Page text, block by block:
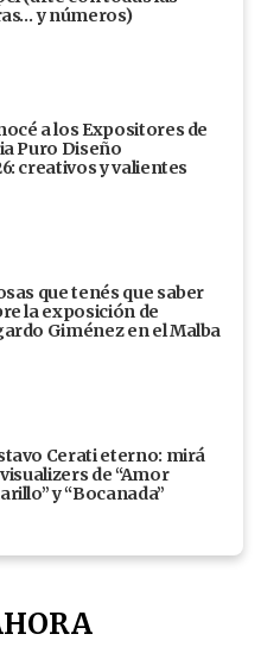
y números)
a los Expositores de
Puro Diseño
creativos y valientes
que tenés que saber
la exposición de
Giménez en el Malba
Cerati eterno: mirá
de “Amor
y “Bocanada”